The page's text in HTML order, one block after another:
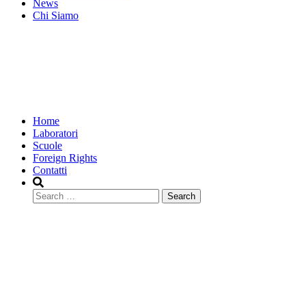
News
Chi Siamo
Home
Laboratori
Scuole
Foreign Rights
Contatti
Search